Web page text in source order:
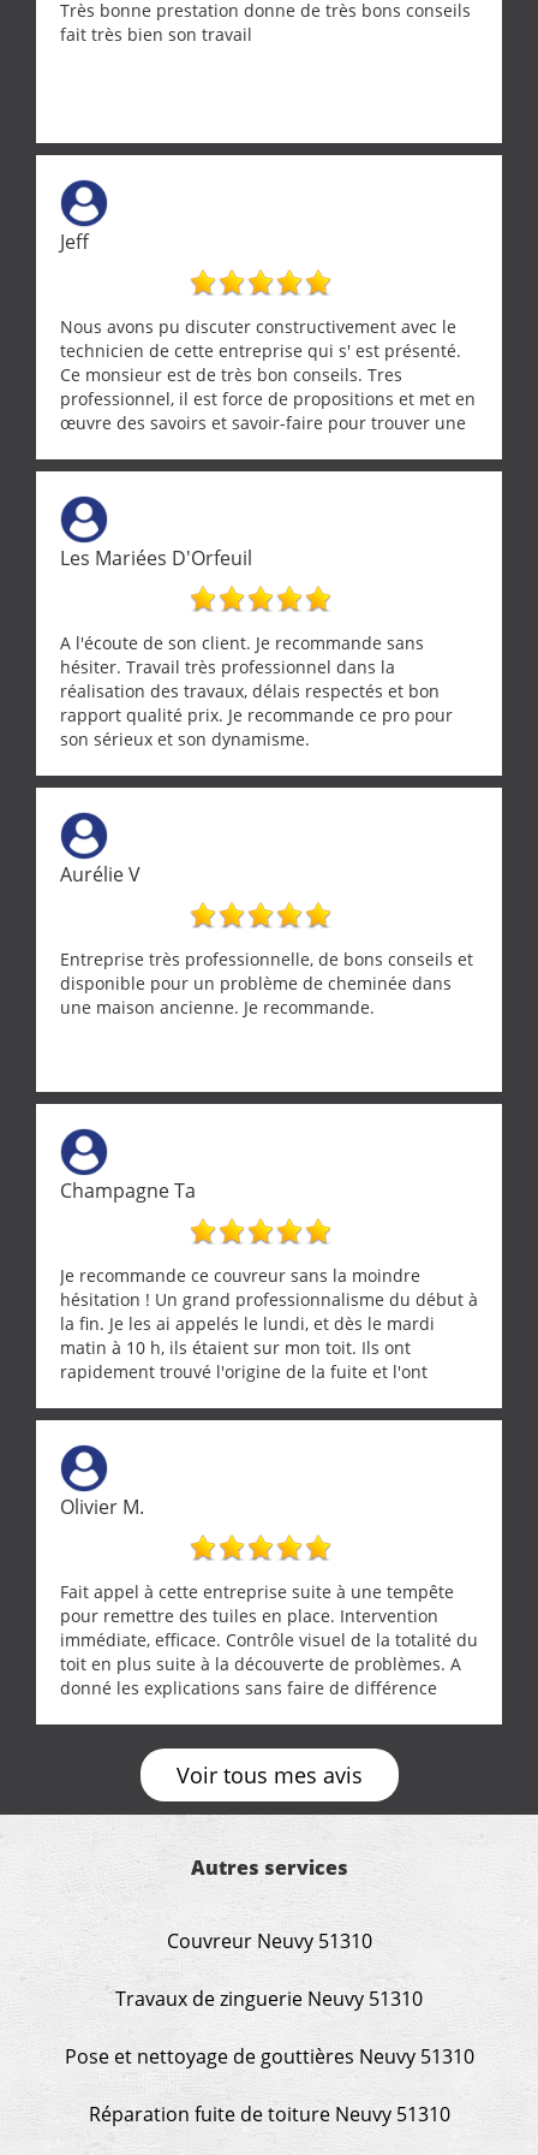
Très bonne prestation donne de très bons conseils
fait très bien son travail
Jeff
Nous avons pu discuter constructivement avec le
technicien de cette entreprise qui s' est présenté.
Ce monsieur est de très bon conseils. Tres
professionnel, il est force de propositions et met en
œuvre des savoirs et savoir-faire pour trouver une
demande de l écoute et de la considération, ce qui
ne se trouve que chez les pationnés de leur métier.
Merci a ce monsieur pour sa disponibilité
Les Mariées D'Orfeuil
A l'écoute de son client. Je recommande sans
hésiter. Travail très professionnel dans la
réalisation des travaux, délais respectés et bon
rapport qualité prix. Je recommande ce pro pour
son sérieux et son dynamisme.
Aurélie V
Entreprise très professionnelle, de bons conseils et
disponible pour un problème de cheminée dans
une maison ancienne. Je recommande.
Champagne Ta
Je recommande ce couvreur sans la moindre
hésitation ! Un grand professionnalisme du début à
la fin. Je les ai appelés le lundi, et dès le mardi
matin à 10 h, ils étaient sur mon toit. Ils ont
rapidement trouvé l'origine de la fuite et l'ont
Une équipe sérieuse, réactive et compétente. C'est
vraiment rassurant de pouvoir compter sur des
artisans aussi professionnels. Merci encore !
Olivier M.
Fait appel à cette entreprise suite à une tempête
pour remettre des tuiles en place. Intervention
immédiate, efficace. Contrôle visuel de la totalité du
toit en plus suite à la découverte de problèmes. A
donné les explications sans faire de différence
Voir tous mes avis
Autres services
Couvreur Neuvy 51310
Travaux de zinguerie Neuvy 51310
Pose et nettoyage de gouttières Neuvy 51310
Réparation fuite de toiture Neuvy 51310